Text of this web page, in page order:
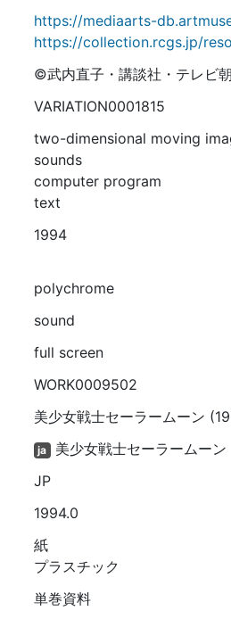
https://mediaarts-
https://collection.rcgs.jp/
©武内直子・講談社・テレビ
VARIATION0001815
two-dimensional moving
sounds
computer program
text
1994
polychrome
sound
full screen
WORK0009502
美少女戦士セーラームーン
ja
美少女戦士セーラームーン
JP
1994.0
紙
プラスチック
単巻資料